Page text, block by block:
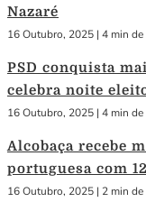
Nazaré
16 Outubro, 2025 | 4 min
PSD conquista
celebra noite
16 Outubro, 2025 | 4 min
Alcobaça recebe
portuguesa com
16 Outubro, 2025 | 2 min